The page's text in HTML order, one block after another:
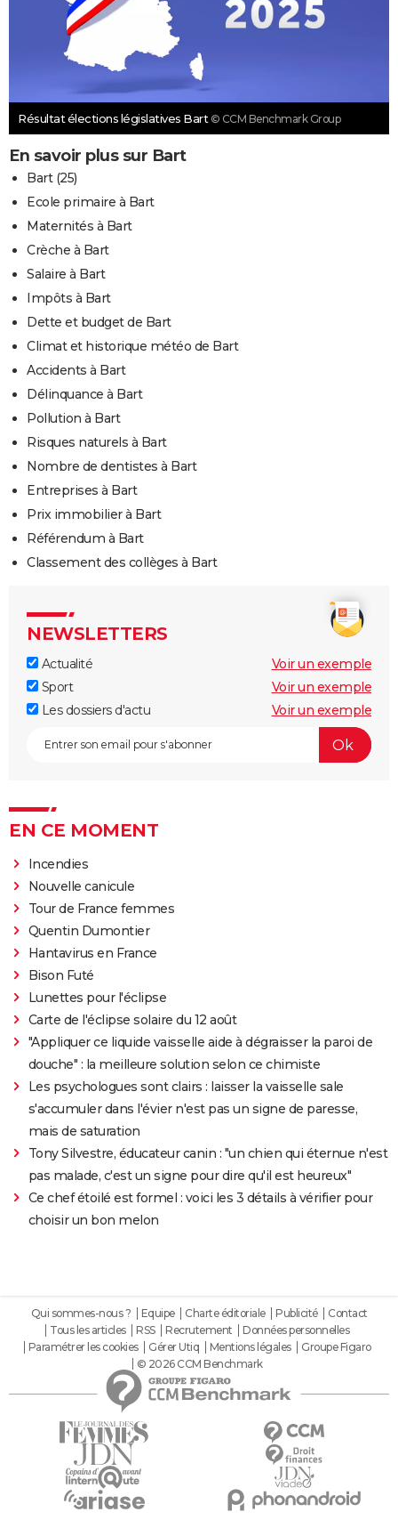
Résultat élections législatives Bart © CCM Benchmark Group
En savoir plus sur Bart
Bart (25)
Ecole primaire à Bart
Maternités à Bart
Crèche à Bart
Salaire à Bart
Impôts à Bart
Dette et budget de Bart
Climat et historique météo de Bart
Accidents à Bart
Délinquance à Bart
Pollution à Bart
Risques naturels à Bart
Nombre de dentistes à Bart
Entreprises à Bart
Prix immobilier à Bart
Référendum à Bart
Classement des collèges à Bart
NEWSLETTERS
Actualité
Voir un exemple
Sport
Voir un exemple
Les dossiers d'actu
Voir un exemple
EN CE MOMENT
Incendies
Nouvelle canicule
Tour de France femmes
Quentin Dumontier
Hantavirus en France
Bison Futé
Lunettes pour l'éclipse
Carte de l'éclipse solaire du 12 août
"Appliquer ce liquide vaisselle aide à dégraisser la paroi de
douche" : la meilleure solution selon ce chimiste
Les psychologues sont clairs : laisser la vaisselle sale
s'accumuler dans l'évier n'est pas un signe de paresse,
mais de saturation
Tony Silvestre, éducateur canin : "un chien qui éternue n'est
pas malade, c'est un signe pour dire qu'il est heureux"
Ce chef étoilé est formel : voici les 3 détails à vérifier pour
choisir un bon melon
Qui sommes-nous ? Equipe Charte éditoriale Publicité
Contact
Tous les articles
RSS Recrutement
Données personnelles
Paramétrer les cookies
Gérer Utiq Mentions légales
Groupe Figaro
© 2026 CCM Benchmark